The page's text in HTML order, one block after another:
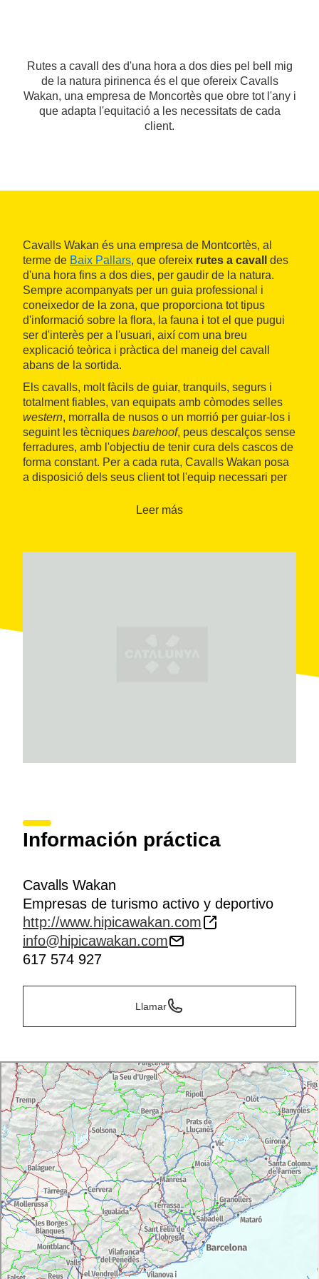
Rutes a cavall des d'una hora a dos dies pel bell mig
de la natura pirinenca és el que ofereix Cavalls
Wakan, una empresa de Moncortès que obre tot l'any i
que adapta l'equitació a les necessitats de cada
client.
Cavalls Wakan és una empresa de Montcortès, al
terme de Baix Pallars, que ofereix rutes a cavall
des
d'una hora fins a dos dies, per gaudir de la natura.
Sempre acompanyats per un guia professional i
coneixedor de la zona, que proporciona tot tipus
d'informació sobre la flora, la fauna i tot el que pugui
ser d'interès per a l'usuari, així com una breu
explicació teòrica i pràctica del maneig del cavall
abans de la sortida.
Els cavalls, molt fàcils de guiar, tranquils, segurs i
totalment fiables, van equipats amb còmodes selles
western, morralla de nusos o un morrió per guiar-los i
seguint les tècniques barehoof, peus descalços sense
ferradures, amb l'objectiu de tenir cura dels cascos de
forma constant. Per a cada ruta, Cavalls Wakan posa
a disposició dels seus client tot l'equip necessari per
grups reduïts
antelació.
Leer más
Información práctica
Cavalls Wakan
Empresas de turismo activo y deportivo
http://www.hipicawakan.com
info@hipicawakan.com
617 574 927
Llamar